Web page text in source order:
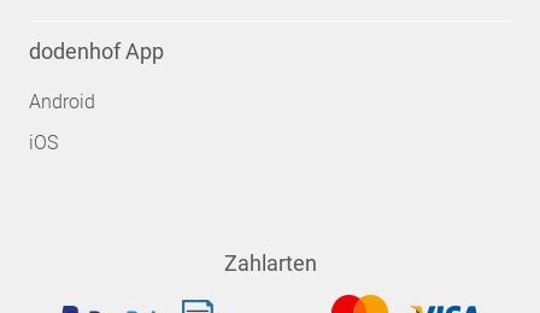
dodenhof App
Android
iOS
Zahlarten